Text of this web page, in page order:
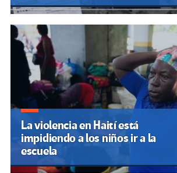
La violencia en Haití está
impidiendo a los niños ir a la
escuela